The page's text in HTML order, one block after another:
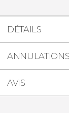
DÉTAILS
ANNULATIONS
AVIS